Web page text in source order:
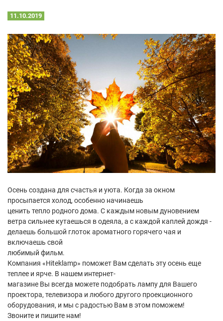
11.10.2019
Осень создана для счастья и уюта. Когда за окном
просыпается холод, особенно начинаешь
ценить тепло родного дома. С каждым новым дуновением
ветра сильнее кутаешься в одеяла, а с каждой каплей дождя -
делаешь большой глоток ароматного горячего чая и
включаешь свой
любимый фильм.
Компания «Hiteklamp» поможет Вам сделать эту осень еще
теплее и ярче. В нашем интернет-
магазине Вы всегда можете подобрать лампу для Вашего
проектора, телевизора и любого другого проекционного
оборудования, и мы с радостью Вам в этом поможем!
Звоните и пишите нам!